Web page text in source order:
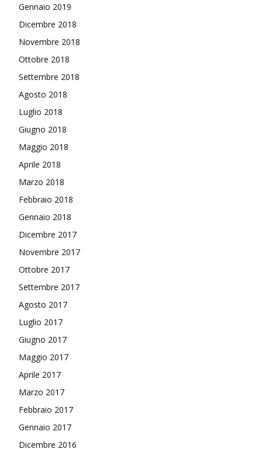
Gennaio 2019
Dicembre 2018
Novembre 2018
Ottobre 2018
Settembre 2018
Agosto 2018
Luglio 2018
Giugno 2018
Maggio 2018
Aprile 2018
Marzo 2018
Febbraio 2018
Gennaio 2018
Dicembre 2017
Novembre 2017
Ottobre 2017
Settembre 2017
Agosto 2017
Luglio 2017
Giugno 2017
Maggio 2017
Aprile 2017
Marzo 2017
Febbraio 2017
Gennaio 2017
Dicembre 2016